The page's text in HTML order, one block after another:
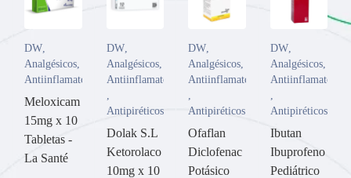
DW
Analgésicos
Antiinflamatorios
Meloxicam
15mg x 10
Tabletas -
La Santé
DW,
Analgésicos,
Antiinflamatorios
Antipiréticos
Dolak S.L
Ketorolaco
10mg x 10
DW
Analgésicos
Antiinflamatorios
Antipiréticos
Ofaflan
Diclofenac
Potásico
DW,
Analgésicos,
Antiinflamatorios
Antipiréticos
Ibutan
Ibuprofeno
Pediátrico